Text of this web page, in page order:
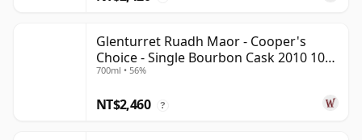
Glenturret Ruadh Maor - Cooper's
Choice - Single Bourbon Cask 2010 10
年
700ml • 56%
NT$2,460 ?